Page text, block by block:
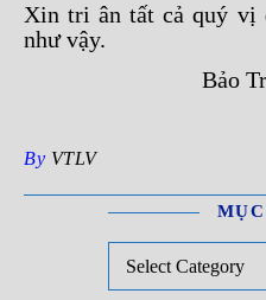
Xin tri ân tất cả quý vị
như vậy.
Bảo Trâm/Bảo
By VTLV